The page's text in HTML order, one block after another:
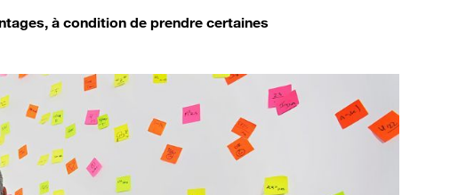
à condition de prendre certaines